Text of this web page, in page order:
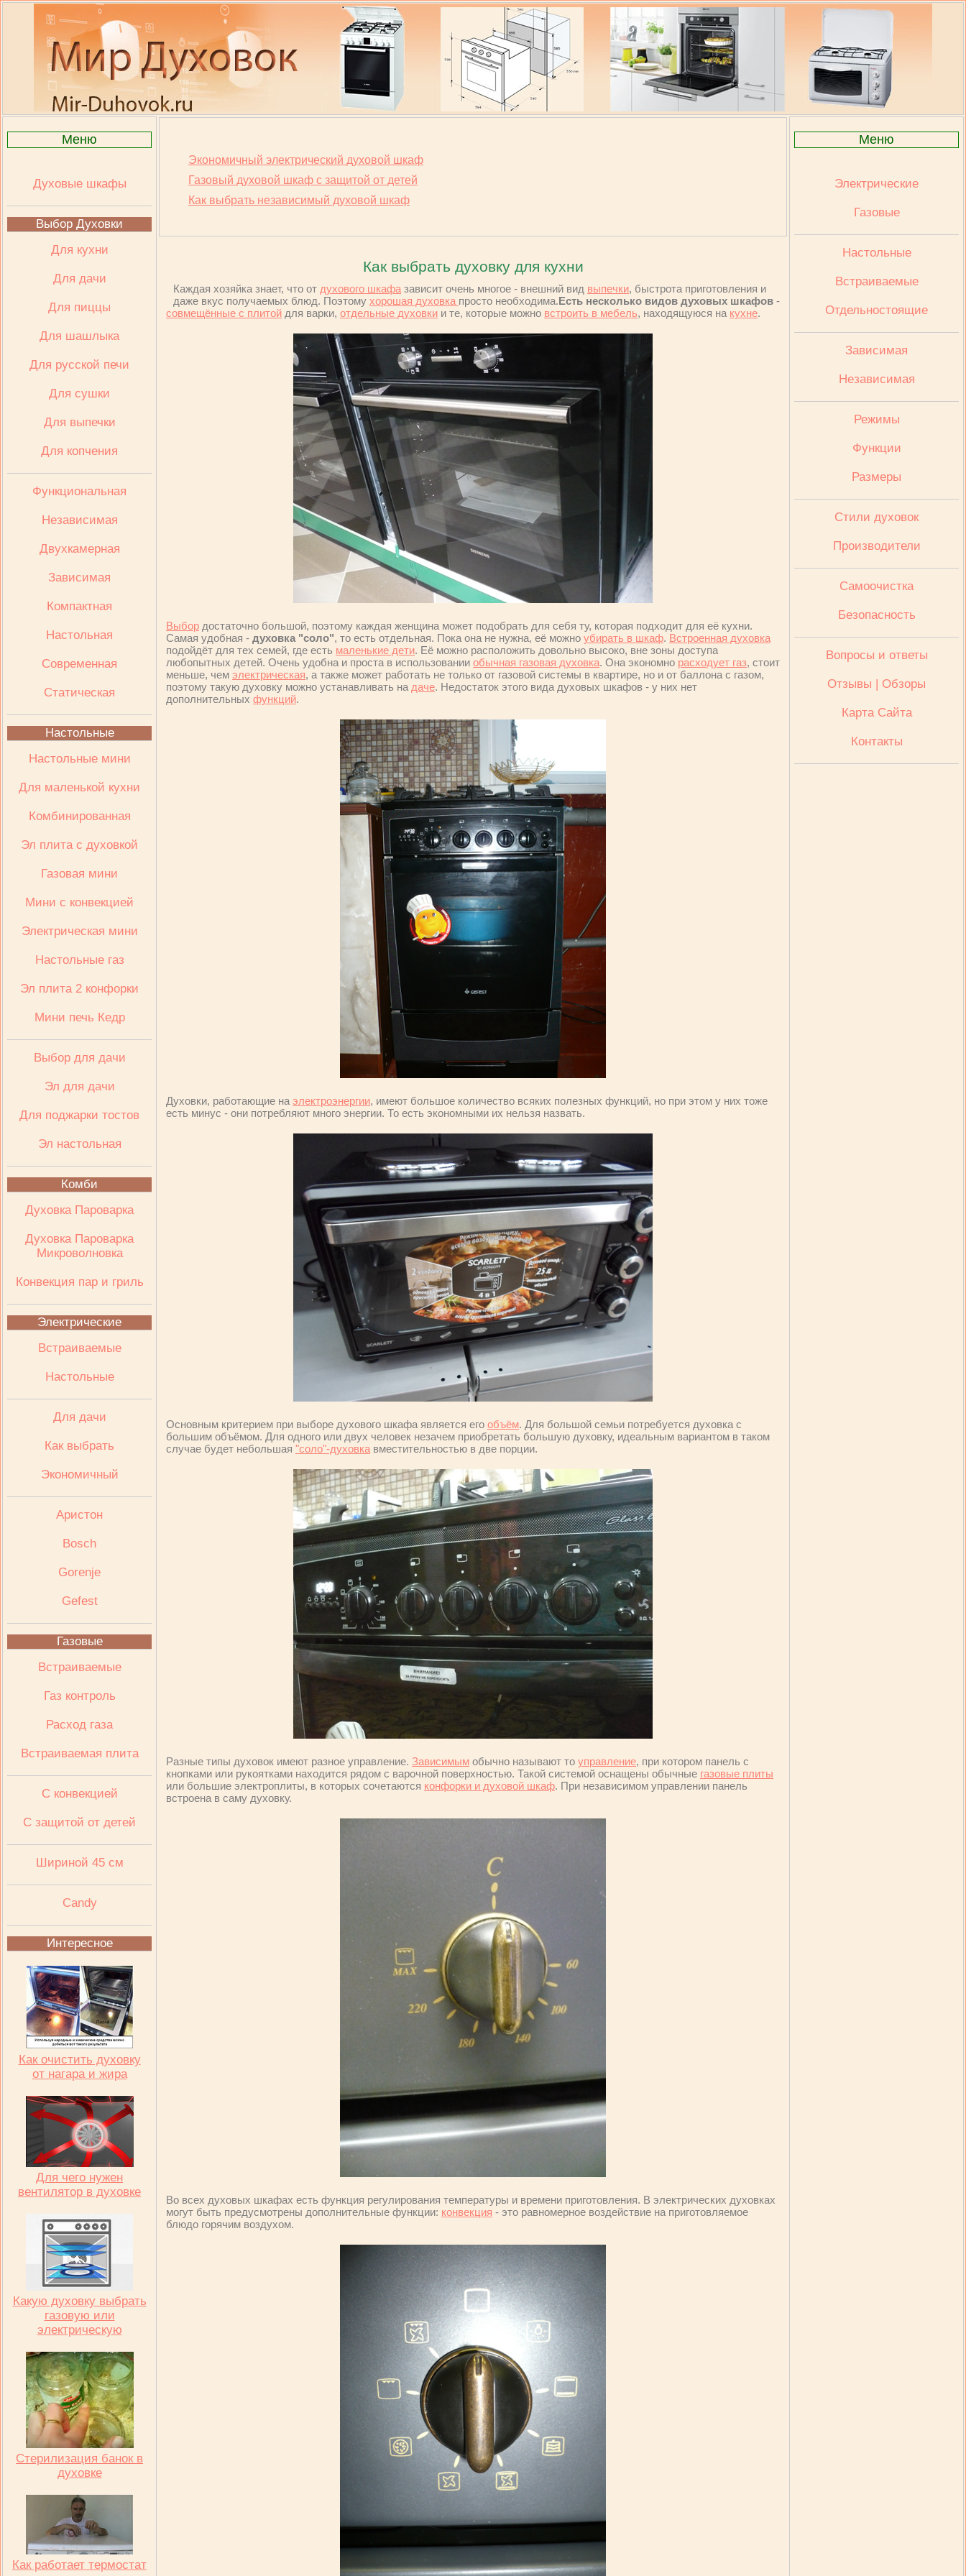
Меню
Духовые шкафы
Выбор Духовки
Для кухни
Для дачи
Для пиццы
Для шашлыка
Для русской печи
Для сушки
Для выпечки
Для копчения
Функциональная
Независимая
Двухкамерная
Зависимая
Компактная
Настольная
Современная
Статическая
Настольные
Настольные мини
Для маленькой кухни
Комбинированная
Эл плита с духовкой
Газовая мини
Мини с конвекцией
Электрическая мини
Настольные газ
Эл плита 2 конфорки
Мини печь Кедр
Выбор для дачи
Эл для дачи
Для поджарки тостов
Эл настольная
Комби
Духовка Пароварка
Духовка Пароварка
Микроволновка
Конвекция пар и гриль
Электрические
Встраиваемые
Настольные
Для дачи
Как выбрать
Экономичный
Аристон
Bosch
Gorenje
Gefest
Газовые
Встраиваемые
Газ контроль
Расход газа
Встраиваемая плита
C конвекцией
C защитой от детей
Шириной 45 см
Candy
Интересное
Как очистить духовку
от нагара и жира
Для чего нужен
вентилятор в духовке
Какую духовку выбрать
газовую или
электрическую
Стерилизация банок в
духовке
Как работает термостат
Экономичный электрический духовой шкаф
Газовый духовой шкаф с защитой от детей
Как выбрать независимый духовой шкаф
Как выбрать духовку для кухни
Каждая хозяйка знает, что от духового шкафа зависит очень многое - внешний вид выпечки, быстрота приготовления и
даже вкус получаемых блюд. Поэтому хорошая духовка просто необходима.Есть несколько видов духовых шкафов -
совмещённые с плитой для варки, отдельные духовки и те, которые можно встроить в мебель, находящуюся на кухне.
Выбор достаточно большой, поэтому каждая женщина может подобрать для себя ту, которая подходит для её кухни.
Самая удобная - духовка "соло", то есть отдельная. Пока она не нужна, её можно убирать в шкаф. Встроенная духовка
подойдёт для тех семей, где есть маленькие дети. Её можно расположить довольно высоко, вне зоны доступа
любопытных детей. Очень удобна и проста в использовании обычная газовая духовка. Она экономно расходует газ, стоит
меньше, чем электрическая, а также может работать не только от газовой системы в квартире, но и от баллона с газом,
поэтому такую духовку можно устанавливать на даче. Недостаток этого вида духовых шкафов - у них нет
дополнительных функций.
Духовки, работающие на электроэнергии, имеют большое количество всяких полезных функций, но при этом у них тоже
есть минус - они потребляют много энергии. То есть экономными их нельзя назвать.
Основным критерием при выборе духового шкафа является его объём. Для большой семьи потребуется духовка с
большим объёмом. Для одного или двух человек незачем приобретать большую духовку, идеальным вариантом в таком
случае будет небольшая "соло"-духовка вместительностью в две порции.
Разные типы духовок имеют разное управление. Зависимым обычно называют то управление, при котором панель с
кнопками или рукоятками находится рядом с варочной поверхностью. Такой системой оснащены обычные газовые плиты
или большие электроплиты, в которых сочетаются конфорки и духовой шкаф. При независимом управлении панель
встроена в саму духовку.
Во всех духовых шкафах есть функция регулирования температуры и времени приготовления. В электрических духовках
могут быть предусмотрены дополнительные функции: конвекция - это равномерное воздействие на приготовляемое
блюдо горячим воздухом.
Меню
Электрические
Газовые
Настольные
Встраиваемые
Отдельностоящие
Зависимая
Независимая
Режимы
Функции
Размеры
Стили духовок
Производители
Cамоочистка
Безопасность
Вопросы и ответы
Отзывы | Обзоры
Карта Сайта
Контакты